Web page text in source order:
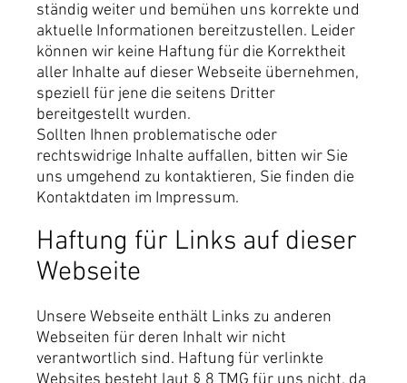
ständig weiter und bemühen uns korrekte und
aktuelle Informationen bereitzustellen. Leider
können wir keine Haftung für die Korrektheit
aller Inhalte auf dieser Webseite übernehmen,
speziell für jene die seitens Dritter
bereitgestellt wurden.
Sollten Ihnen problematische oder
rechtswidrige Inhalte auffallen, bitten wir Sie
uns umgehend zu kontaktieren, Sie finden die
Kontaktdaten im Impressum.
Haftung für Links auf dieser
Webseite
Unsere Webseite enthält Links zu anderen
Webseiten für deren Inhalt wir nicht
verantwortlich sind. Haftung für verlinkte
Websites besteht laut § 8 TMG für uns nicht, da